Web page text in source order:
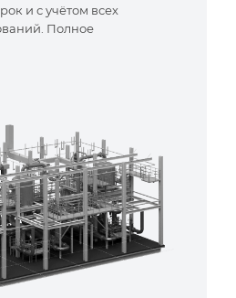
и с учётом всех
Полное